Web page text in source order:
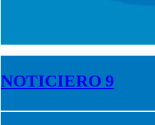
NOTICIERO 9